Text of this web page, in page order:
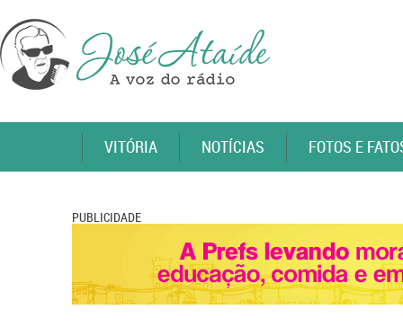
VITÓRIA NOTÍCIAS FOTOS E
PUBLICIDADE